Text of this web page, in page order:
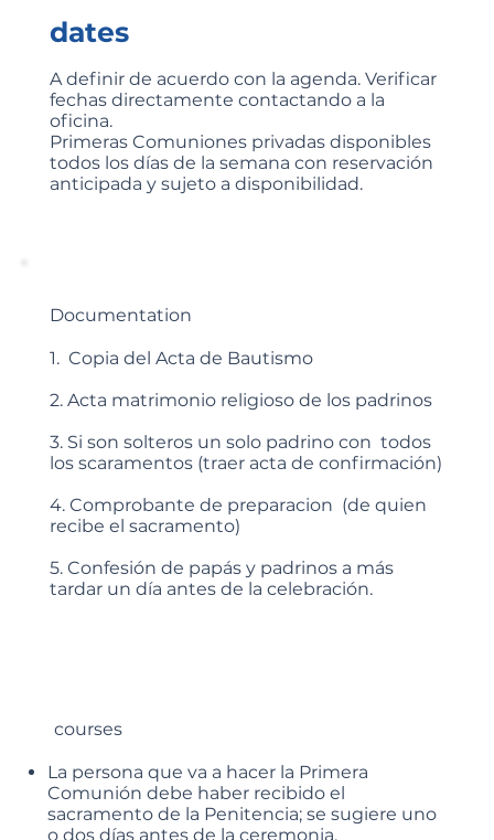
courses
La persona que va a hacer la Primera
Comunión debe haber recibido el
sacramento de la Penitencia; se sugiere uno
o dos días antes de la ceremonia.
Documentation
1. Copia del Acta de Bautismo
2. Acta matrimonio religioso de los padrinos
3. Si son solteros un solo padrino con todos
los scaramentos (traer acta de confirmación)
4. Comprobante de preparacion (de quien
recibe el sacramento)
5. Confesión de papás y padrinos a más
tardar un día antes de la celebración.
dates
A definir de acuerdo con la agenda. Verificar
fechas directamente contactando a la
oficina.
Primeras Comuniones privadas disponibles
todos los días de la semana con reservación
anticipada y sujeto a disponibilidad.